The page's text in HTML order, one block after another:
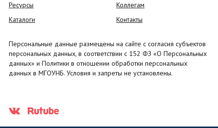
Ресурсы
Каталоги
Коллегам
Контакты
Персональные данные размещены на сайте с согласия субъектов
персональных данных, в соответствии с 152 ФЗ «О Персональных
данных» и Политики в отношении обработки персональных
данных в МГОУНБ. Условия и запреты не установлены.